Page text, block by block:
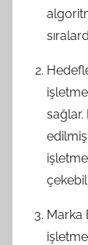
edilmiş
Marka